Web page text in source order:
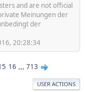
and are not official
Meinungen der
der
20:28:34
16 ... 713
USER ACTIONS